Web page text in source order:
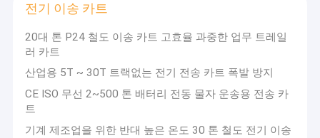
전기 이송 카트
20대 톤 P24 철도 이송 카트 고효율 과중한 업무 트레일
러 카트
산업용 5T ~ 30T 트랙없는 전기 전송 카트 폭발 방지
CE ISO 무선 2~500 톤 배터리 전동 물자 운송용 전송 카
트
기계 제조업을 위한 반대 높은 온도 30 톤 철도 전기 이송